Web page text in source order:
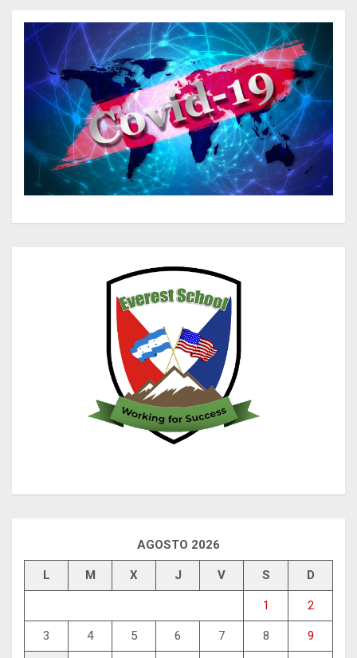
AGOSTO 2026
L M X J V S D
1 2
3 4 5 6 7 8 9